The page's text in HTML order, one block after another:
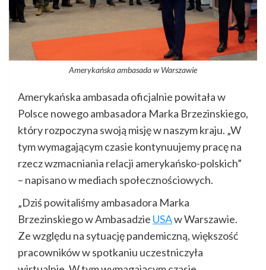
Amerykańska ambasada w Warszawie
Amerykańska ambasada oficjalnie powitała w
Polsce nowego ambasadora Marka Brzezinskiego,
który rozpoczyna swoją misję w naszym kraju. „W
tym wymagającym czasie kontynuujemy pracę na
rzecz wzmacniania relacji amerykańsko-polskich”
– napisano w mediach społecznościowych.
„Dziś powitaliśmy ambasadora Marka
Brzezinskiego w Ambasadzie USAw Warszawie.
Ze względu na sytuację pandemiczną, większość
pracowników w spotkaniu uczestniczyła